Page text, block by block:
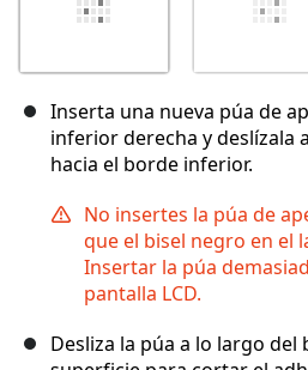
Inserta una nueva púa de
inferior derecha y deslízala
hacia el borde inferior.
No insertes la púa de
que el bisel negro en el
Insertar la púa
pantalla LCD.
Desliza la púa a lo largo